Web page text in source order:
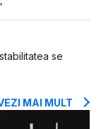
se
MAI MULT